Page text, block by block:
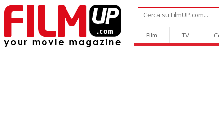
Film TV